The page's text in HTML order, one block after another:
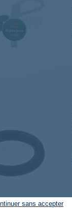
sans accepter